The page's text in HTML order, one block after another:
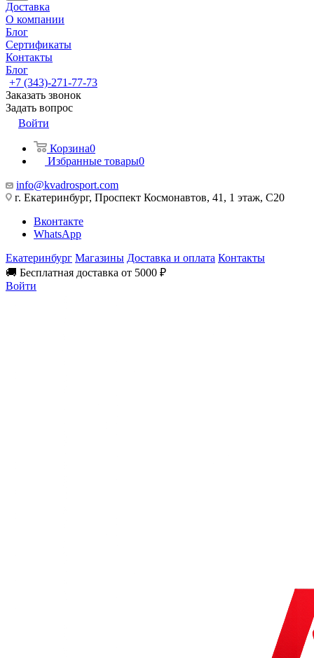
Доставка
О компании
Блог
Сертификаты
Контакты
Блог
+7 (343)-271-77-73
Заказать звонок
Задать вопрос
Войти
Корзина0
Избранные товары0
info@kvadrosport.com
г. Екатеринбург, Проспект Космонавтов, 41, 1 этаж, С20
Вконтакте
WhatsApp
Екатеринбург Магазины Доставка и оплата Контакты
🚚 Бесплатная доставка от 5000 ₽
Войти